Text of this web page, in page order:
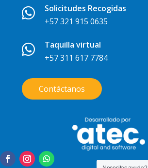

Solicitudes Recogidas
+57 321 915 0635

Taquilla virtual
+57 311 617 7784
Contáctanos